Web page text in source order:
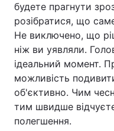
будете прагнути
розібратися, що
Не виключено, що
ніж ви уявляли.
ідеальний момент.
можливість
об'єктивно. Чим
тим швидше
полегшення.